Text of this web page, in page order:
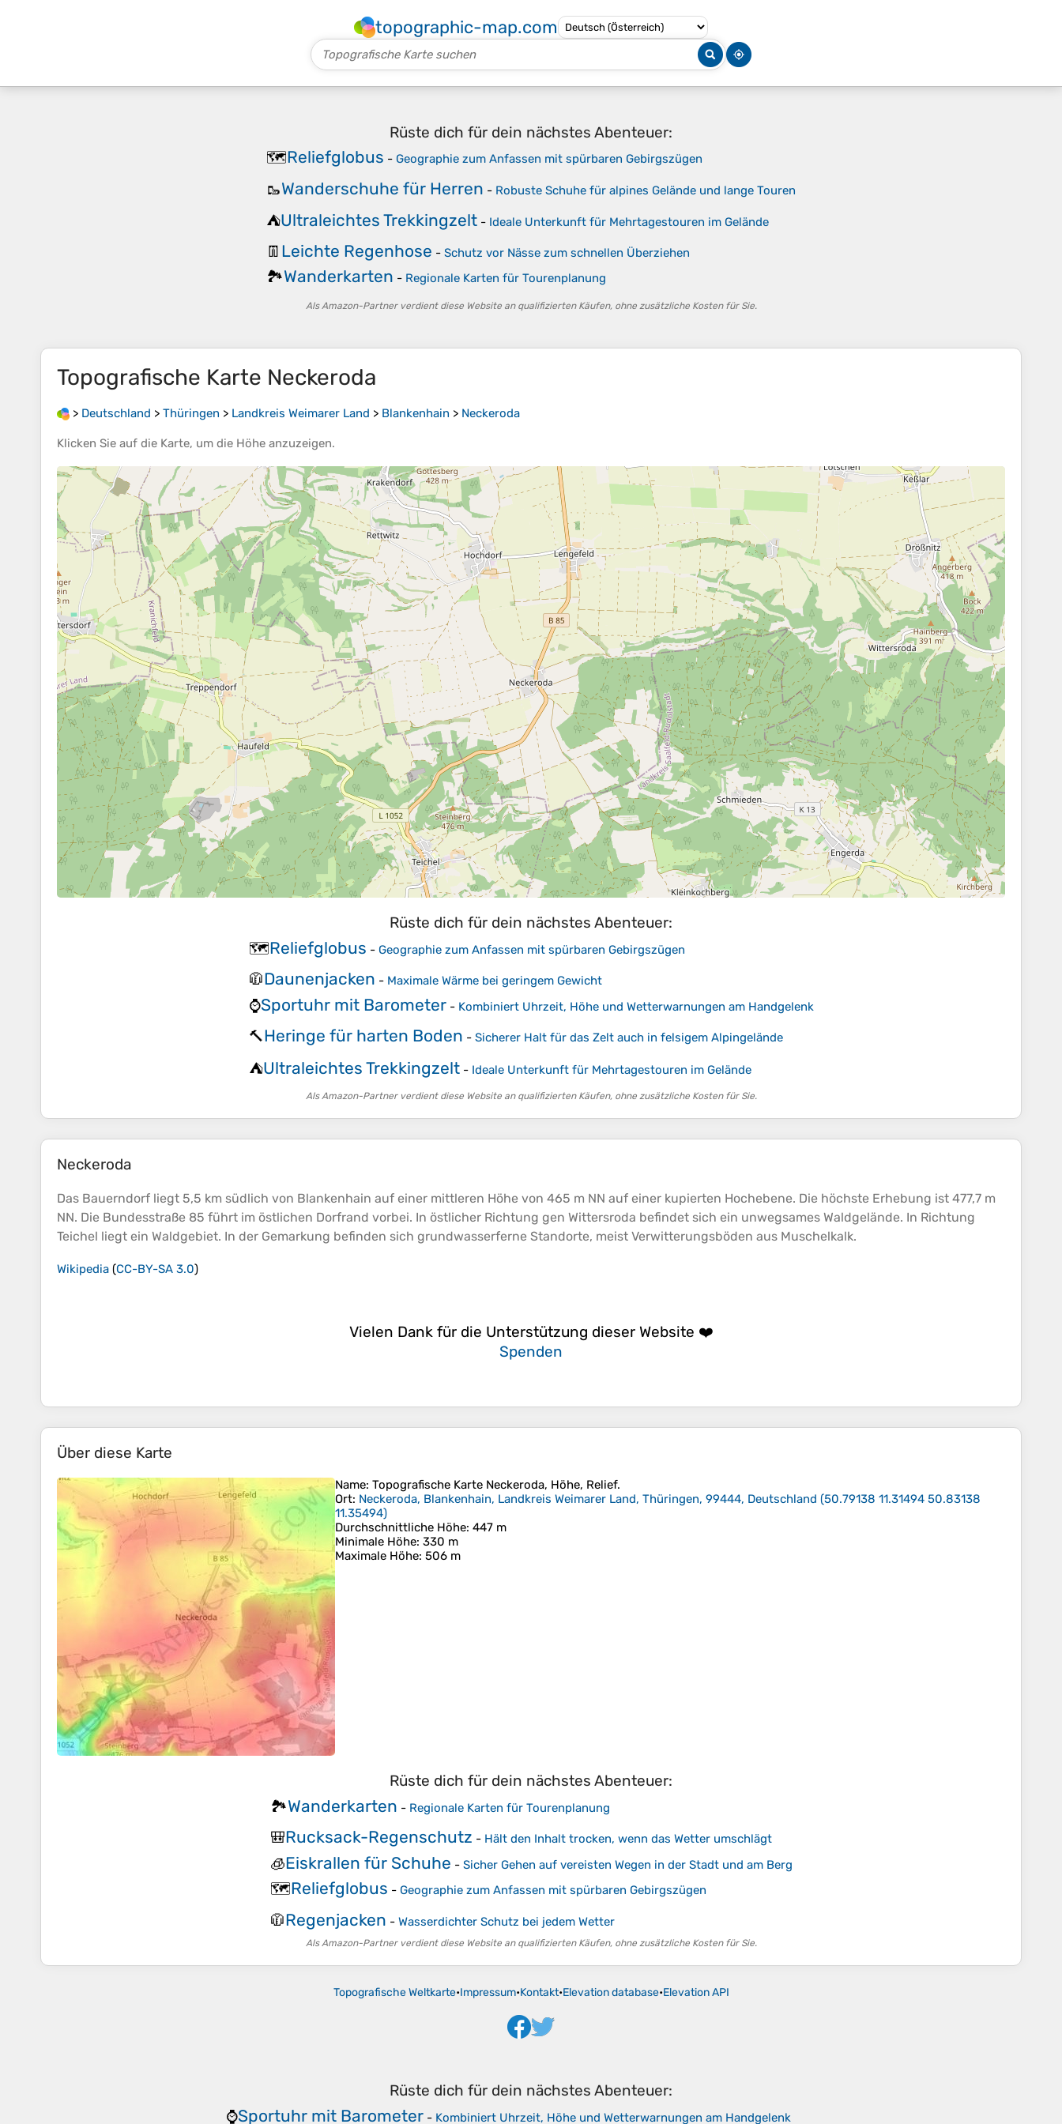
topographic-map.com
Rüste dich für dein nächstes Abenteuer:
🗺️Reliefglobus - Geographie zum Anfassen mit spürbaren Gebirgszügen
🥾Wanderschuhe für Herren - Robuste Schuhe für alpines Gelände und lange Touren
⛺Ultraleichtes Trekkingzelt - Ideale Unterkunft für Mehrtagestouren im Gelände
👖 Leichte Regenhose - Schutz vor Nässe zum schnellen Überziehen
🏞️Wanderkarten - Regionale Karten für Tourenplanung
Als Amazon-Partner verdient diese Website an qualifizierten Käufen, ohne zusätzliche Kosten für Sie.
Topografische Karte Neckeroda
> Deutschland > Thüringen > Landkreis Weimarer Land > Blankenhain > Neckeroda
Klicken Sie auf die Karte, um die Höhe anzuzeigen.
Rüste dich für dein nächstes Abenteuer:
🗺️Reliefglobus - Geographie zum Anfassen mit spürbaren Gebirgszügen
🧥Daunenjacken - Maximale Wärme bei geringem Gewicht
⌚Sportuhr mit Barometer- Kombiniert Uhrzeit, Höhe und Wetterwarnungen am Handgelenk
🔨Heringe für harten Boden - Sicherer Halt für das Zelt auch in felsigem Alpingelände
⛺Ultraleichtes Trekkingzelt- Ideale Unterkunft für Mehrtagestouren im Gelände
Als Amazon-Partner verdient diese Website an qualifizierten Käufen, ohne zusätzliche Kosten für Sie.
Neckeroda
Das Bauerndorf liegt 5,5 km südlich von Blankenhain auf einer mittleren Höhe von 465 m NN auf einer kupierten Hochebene. Die höchste Erhebung ist 477,7 m
NN. Die Bundesstraße 85 führt im östlichen Dorfrand vorbei. In östlicher Richtung gen Wittersroda befindet sich ein unwegsames Waldgelände. In Richtung
Teichel liegt ein Waldgebiet. In der Gemarkung befinden sich grundwasserferne Standorte, meist Verwitterungsböden aus Muschelkalk.
Wikipedia (CC-BY-SA 3.0)
Vielen Dank für die Unterstützung dieser Website ❤️
Spenden
Über diese Karte
Name: Topografische Karte Neckeroda, Höhe, Relief.
Ort: Neckeroda, Blankenhain, Landkreis Weimarer Land, Thüringen, 99444, Deutschland (50.79138 11.31494 50.83138
11.35494)
Durchschnittliche Höhe: 447 m
Minimale Höhe: 330 m
Maximale Höhe: 506 m
Rüste dich für dein nächstes Abenteuer:
🏞️Wanderkarten - Regionale Karten für Tourenplanung
🎒Rucksack-Regenschutz - Hält den Inhalt trocken, wenn das Wetter umschlägt
🧊Eiskrallen für Schuhe - Sicher Gehen auf vereisten Wegen in der Stadt und am Berg
🗺️Reliefglobus - Geographie zum Anfassen mit spürbaren Gebirgszügen
🧥Regenjacken - Wasserdichter Schutz bei jedem Wetter
Als Amazon-Partner verdient diese Website an qualifizierten Käufen, ohne zusätzliche Kosten für Sie.
Topografische Weltkarte•Impressum•Kontakt•Elevation database•Elevation API
Rüste dich für dein nächstes Abenteuer:
⌚Sportuhr mit Barometer - Kombiniert Uhrzeit, Höhe und Wetterwarnungen am Handgelenk